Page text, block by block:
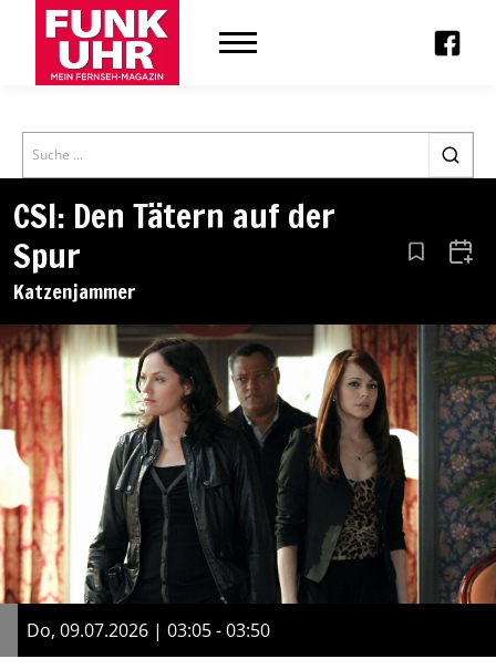
Search
CSI: Den Tätern auf der
Spur
Katzenjammer
Aus den
Do, 09.07.2026 | 03:05 - 03:50